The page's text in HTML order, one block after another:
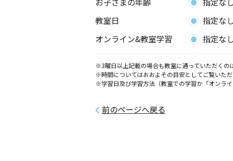
教室日
指定なし
オンライン&教室学習
指定なし
※3曜日以上記載の場合も教室に通っていただくの
※時間についてはおおよその目安としてご覧いた
※学習日及び学習方法（教室での学習か「オンラ
前のページへ戻る